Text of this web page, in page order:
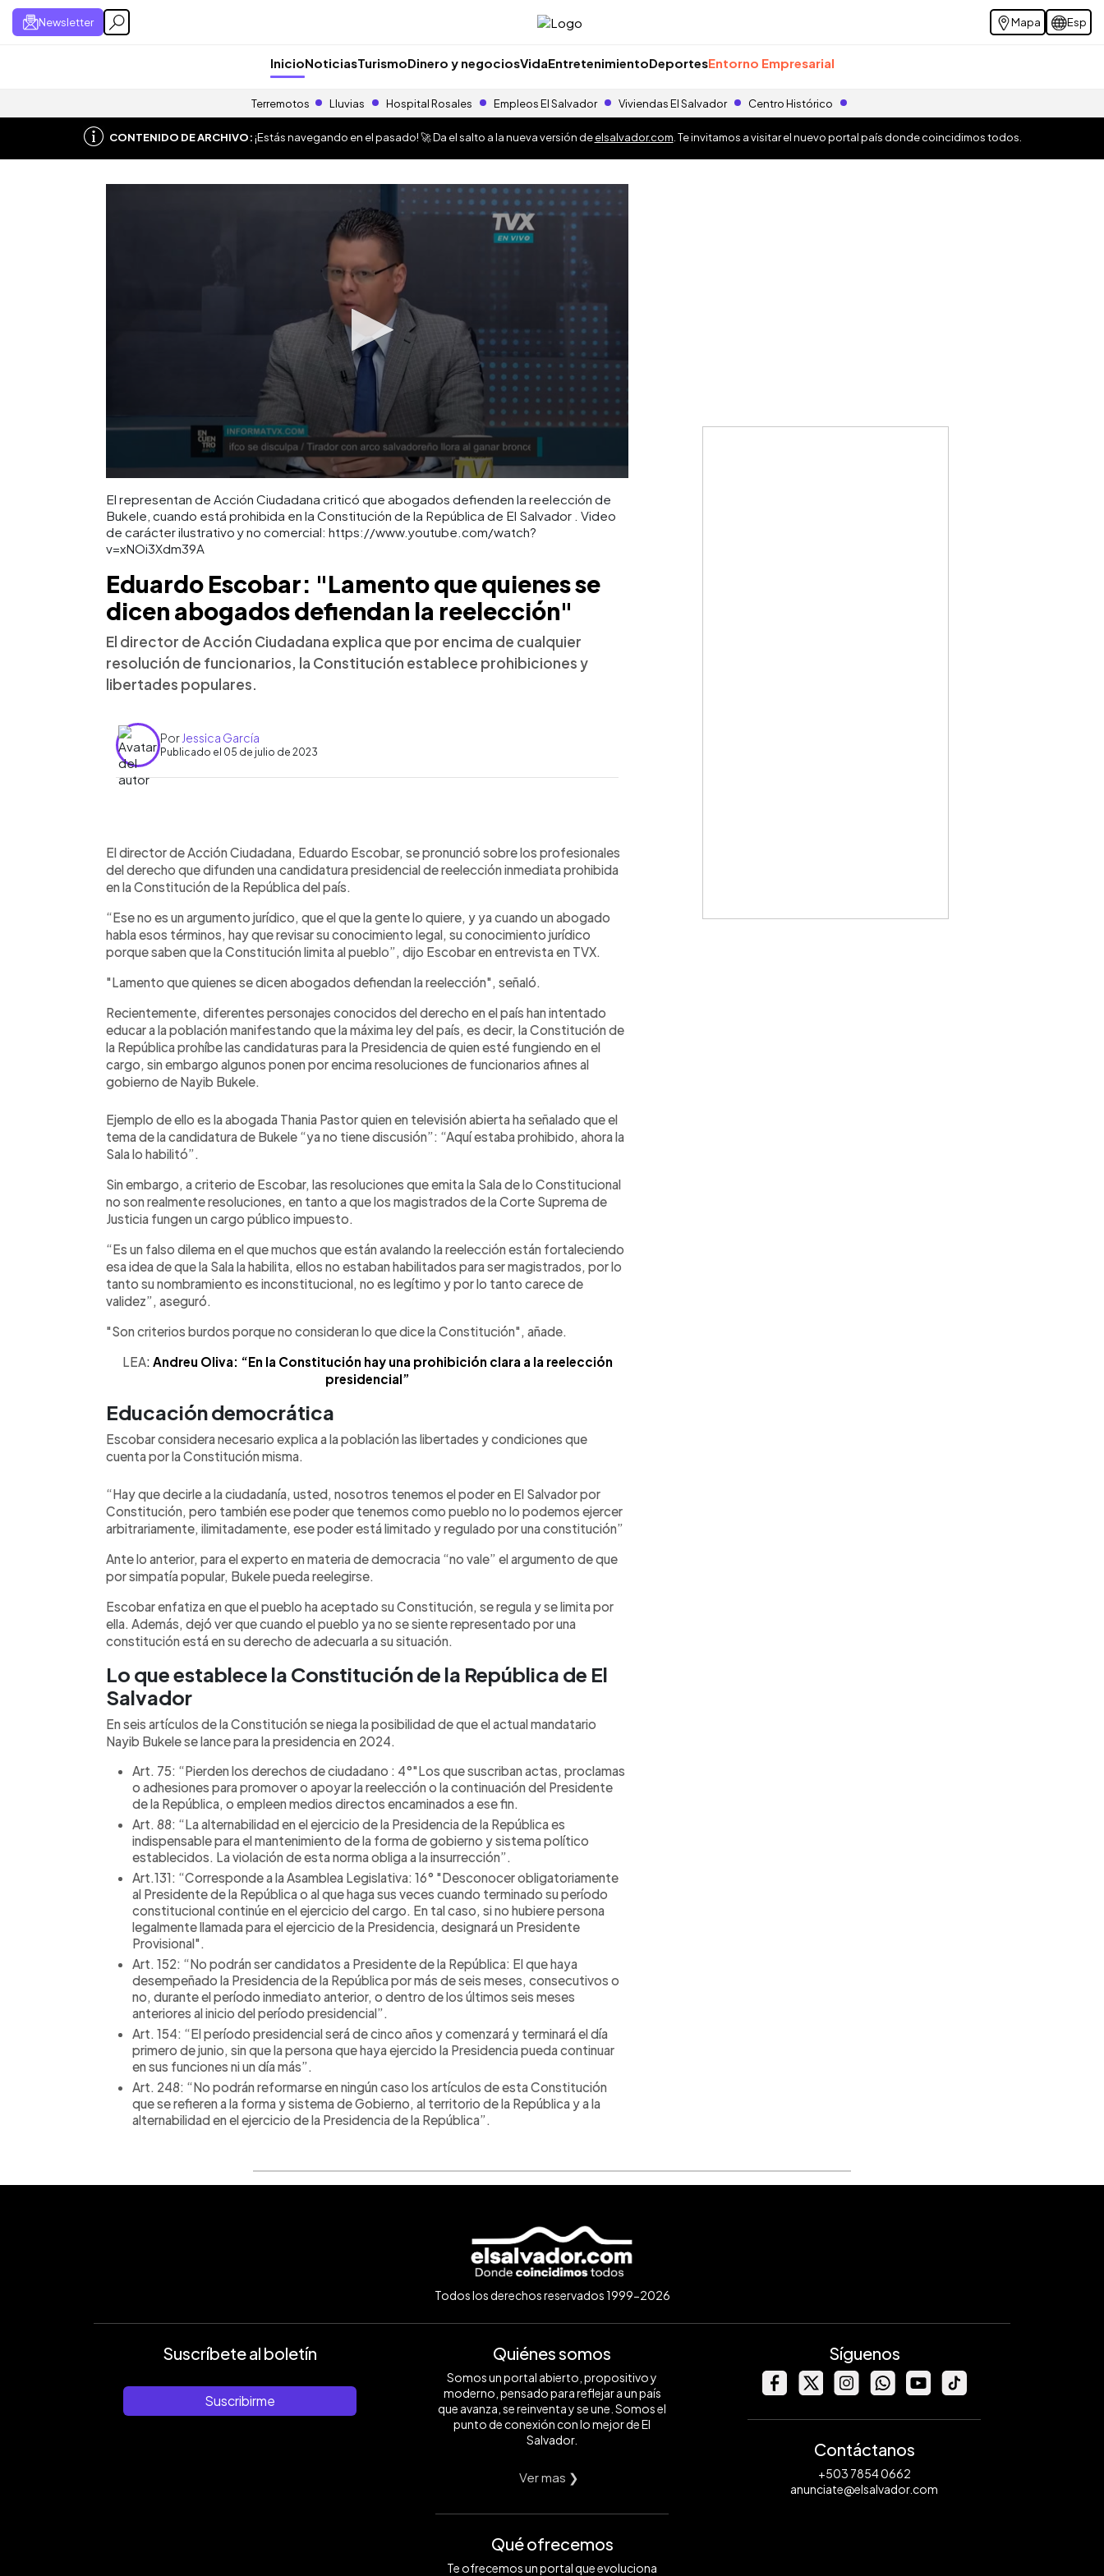
Newsletter Mapa Esp
InicioNoticiasTurismoDinero y negociosVidaEntretenimientoDeportesEntorno Empresarial
Terremotos Lluvias Hospital Rosales Empleos El Salvador Viviendas El Salvador Centro Histórico
CONTENIDO DE ARCHIVO:¡Estás navegando en el pasado! 🚀 Da el salto a la nueva versión deelsalvador.com . Te invitamos a visitar el nuevo portal país donde coincidimos todos.
El representan de Acción Ciudadana criticó que abogados defienden la reelección de
Bukele, cuando está prohibida en la Constitución de la República de El Salvador . Video
de carácter ilustrativo y no comercial: https://www.youtube.com/watch?
v=xNOi3Xdm39A
Eduardo Escobar: "Lamento que quienes se
dicen abogados defiendan la reelección"
El director de Acción Ciudadana explica que por encima de cualquier
resolución de funcionarios, la Constitución establece prohibiciones y
libertades populares.
Por Jessica García
Publicado el 05 de julio de 2023
Escuchar artículo
El director de Acción Ciudadana, Eduardo Escobar, se pronunció sobre los profesionales
del derecho que difunden una candidatura presidencial de reelección inmediata prohibida
en la Constitución de la República del país.
“Ese no es un argumento jurídico, que el que la gente lo quiere, y ya cuando un abogado
habla esos términos, hay que revisar su conocimiento legal, su conocimiento jurídico
porque saben que la Constitución limita al pueblo”, dijo Escobar en entrevista en TVX.
"Lamento que quienes se dicen abogados defiendan la reelección", señaló.
Recientemente, diferentes personajes conocidos del derecho en el país han intentado
educar a la población manifestando que la máxima ley del país, es decir, la Constitución de
la República prohíbe las candidaturas para la Presidencia de quien esté fungiendo en el
cargo, sin embargo algunos ponen por encima resoluciones de funcionarios afines al
gobierno de Nayib Bukele.
Ejemplo de ello es la abogada Thania Pastor quien en televisión abierta ha señalado que el
tema de la candidatura de Bukele “ya no tiene discusión”: “Aquí estaba prohibido, ahora la
Sala lo habilitó”.
Sin embargo, a criterio de Escobar, las resoluciones que emita la Sala de lo Constitucional
no son realmente resoluciones, en tanto a que los magistrados de la Corte Suprema de
Justicia fungen un cargo público impuesto.
“Es un falso dilema en el que muchos que están avalando la reelección están fortaleciendo
esa idea de que la Sala la habilita, ellos no estaban habilitados para ser magistrados, por lo
tanto su nombramiento es inconstitucional, no es legítimo y por lo tanto carece de
validez”, aseguró.
"Son criterios burdos porque no consideran lo que dice la Constitución", añade.
LEA: Andreu Oliva: “En la Constitución hay una prohibición clara a la reelección
presidencial”
Educación democrática
Escobar considera necesario explica a la población las libertades y condiciones que
cuenta por la Constitución misma.
“Hay que decirle a la ciudadanía, usted, nosotros tenemos el poder en El Salvador por
Constitución, pero también ese poder que tenemos como pueblo no lo podemos ejercer
arbitrariamente, ilimitadamente, ese poder está limitado y regulado por una constitución”
Ante lo anterior, para el experto en materia de democracia “no vale” el argumento de que
por simpatía popular, Bukele pueda reelegirse.
Escobar enfatiza en que el pueblo ha aceptado su Constitución, se regula y se limita por
ella. Además, dejó ver que cuando el pueblo ya no se siente representado por una
constitución está en su derecho de adecuarla a su situación.
Lo que establece la Constitución de la República de El
Salvador
En seis artículos de la Constitución se niega la posibilidad de que el actual mandatario
Nayib Bukele se lance para la presidencia en 2024.
Art. 75: “Pierden los derechos de ciudadano : 4°"Los que suscriban actas, proclamas
o adhesiones para promover o apoyar la reelección o la continuación del Presidente
de la República, o empleen medios directos encaminados a ese fin.
Art. 88: “La alternabilidad en el ejercicio de la Presidencia de la República es
indispensable para el mantenimiento de la forma de gobierno y sistema político
establecidos. La violación de esta norma obliga a la insurrección”.
Art.131: “Corresponde a la Asamblea Legislativa: 16° "Desconocer obligatoriamente
al Presidente de la República o al que haga sus veces cuando terminado su período
constitucional continúe en el ejercicio del cargo. En tal caso, si no hubiere persona
legalmente llamada para el ejercicio de la Presidencia, designará un Presidente
Provisional".
Art. 152: “No podrán ser candidatos a Presidente de la República: El que haya
desempeñado la Presidencia de la República por más de seis meses, consecutivos o
no, durante el período inmediato anterior, o dentro de los últimos seis meses
anteriores al inicio del período presidencial”.
Art. 154: “El período presidencial será de cinco años y comenzará y terminará el día
primero de junio, sin que la persona que haya ejercido la Presidencia pueda continuar
en sus funciones ni un día más”.
Art. 248: “No podrán reformarse en ningún caso los artículos de esta Constitución
que se refieren a la forma y sistema de Gobierno, al territorio de la República y a la
alternabilidad en el ejercicio de la Presidencia de la República”.
Todos los derechos reservados 1999-2026
Suscríbete al boletín
Suscribirme
Quiénes somos
Somos un portal abierto, propositivo y
moderno, pensado para reflejar a un país
que avanza, se reinventa y se une. Somos el
punto de conexión con lo mejor de El
Salvador.
Ver mas ❯
Qué ofrecemos
Te ofrecemos un portal que evoluciona
Síguenos
Contáctanos
+503 7854 0662
anunciate@elsalvador.com